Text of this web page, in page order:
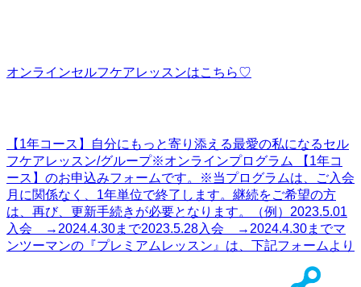
オンラインセルフケアレッスンはこちら♡
【1年コース】自分にもっと寄り添える最愛の私になるセル
フケアレッスン/グループ※オンラインプログラム 【1年コ
ース】のお申込みフォームです。※当プログラムは、ご入会
月に関係なく、1年単位で終了します。継続をご希望の方
は、再び、更新手続きが必要となります。（例）2023.5.01
入会 →2024.4.30まで2023.5.28入会 →2024.4.30までマ
ンツーマンの『プレミアムレッスン』は、下記フォームより